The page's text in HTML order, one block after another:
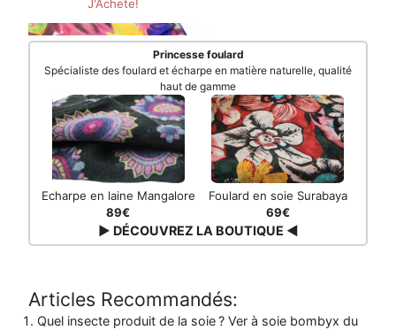
Princesse foulard
Spécialiste des foulard et écharpe en matière naturelle, qualité
haut de gamme
Echarpe en laine Mangalore
89€
Foulard en soie Surabaya
69€
▶ DÉCOUVREZ LA BOUTIQUE ◀
Articles Recommandés:
Quel insecte produit de la soie ? Ver à soie bombyx du